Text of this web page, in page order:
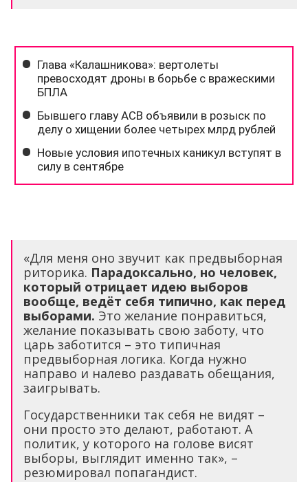
«Для меня оно звучит как предвыборная
риторика. Парадоксально, но человек,
который отрицает идею выборов
вообще, ведёт себя типично, как перед
выборами. Это желание понравиться,
желание показывать свою заботу, что
царь заботится – это типичная
предвыборная логика. Когда нужно
направо и налево раздавать обещания,
заигрывать.
Государственники так себя не видят –
они просто это делают, работают. А
политик, у которого на голове висят
выборы, выглядит именно так», –
резюмировал попагандист.